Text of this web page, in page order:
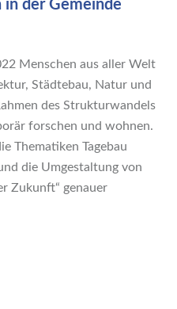
der Gemeinde
Menschen aus aller Welt
Städtebau, Natur und
des Strukturwandels
forschen und wohnen.
Thematiken Tagebau
die Umgestaltung von
Zukunft“ genauer